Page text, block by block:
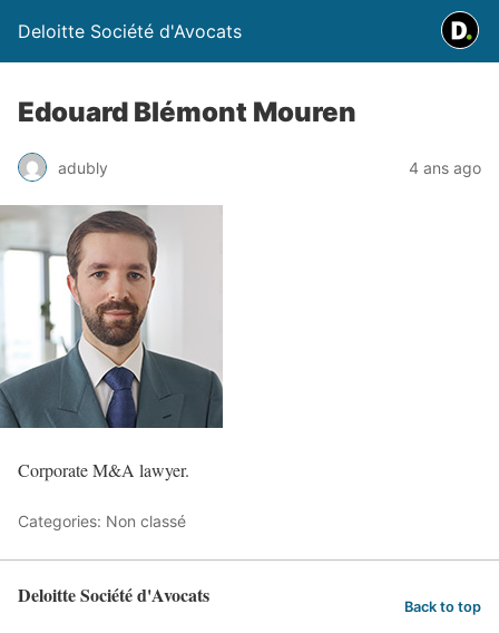
Deloitte Société d'Avocats
Edouard Blémont Mouren
adubly 4 ans ago
Corporate M&A lawyer.
Categories: Non classé
Deloitte Société d'Avocats Back to top